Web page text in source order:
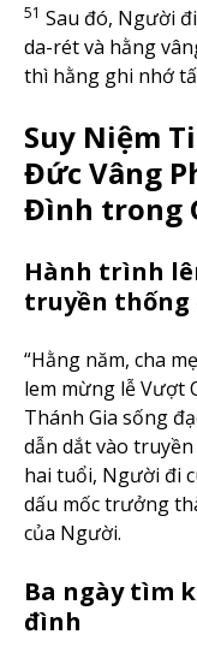
51 Sau đó, Người
da-rét và hằng
thì hằng ghi nhớ
Suy Niệm
Đức Vâng
Đình trong
Hành trình
truyền thống
“Hằng năm, cha
lem mừng lễ Vượt
Thánh Gia sống
dẫn dắt vào
hai tuổi, Người đi
dấu mốc trưởng
của Người.
Ba ngày tìm
đình